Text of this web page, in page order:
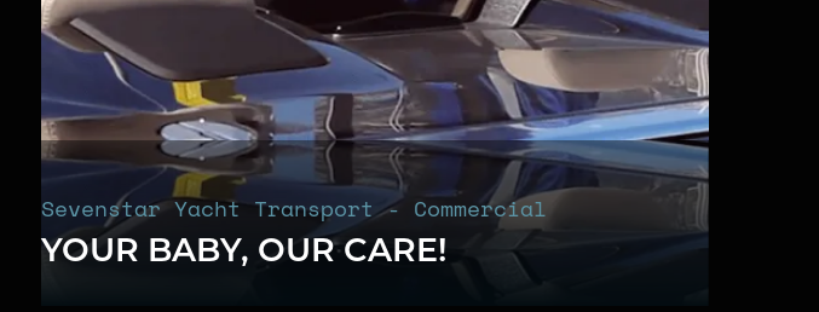
Sevenstar Yacht Transport - Commercial
YOUR BABY, OUR CARE!